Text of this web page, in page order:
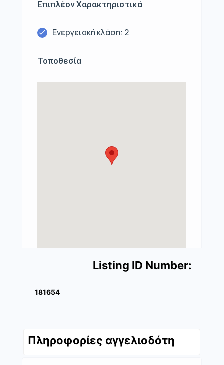
Επιπλέον Χαρακτηριστικά
Ενεργειακή κλάση: 2
Τοποθεσία
Listing ID Number:
181654
Πληροφορίες αγγελιοδότη